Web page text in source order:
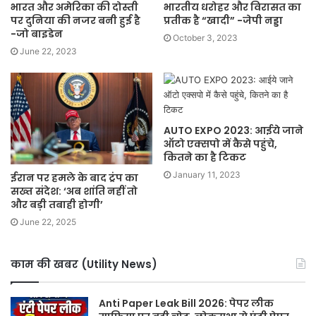
भारत और अमेरिका की दोस्ती
पर दुनिया की नजर बनी हुई है
-जो बाइडेन
June 22, 2023
भारतीय धरोहर और विरासत का
प्रतीक है “खादी” -जेपी नड्डा
October 3, 2023
ईरान पर हमले के बाद ट्रंप का
सख्त संदेश: ‘अब शांति नहीं तो
और बड़ी तबाही होगी’
June 22, 2025
AUTO EXPO 2023: आईये जाने
ऑटो एक्सपो में कैसे पहुंचे,
कितने का है टिकट
January 11, 2023
काम की खबर (Utility News)
Anti Paper Leak Bill 2026: पेपर लीक